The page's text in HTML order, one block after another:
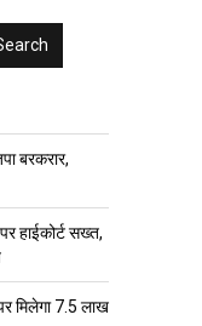
बरकरार,
हाईकोर्ट सख्त,
मिलेगा 7.5 लाख